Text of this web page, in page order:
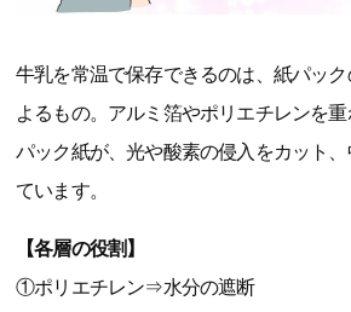
牛乳を常温で保存できるのは、紙パッ
よるもの。アルミ箔やポリエチレンを
パック紙が、光や酸素の侵入をカット
ています。
【各層の役割】
①ポリエチレン⇒水分の遮断